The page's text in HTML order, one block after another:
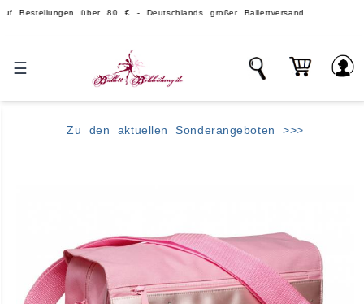
über 80 € - Deutschlands großer Ballettversand.
☰
Zu den aktuellen Sonderangeboten >>>